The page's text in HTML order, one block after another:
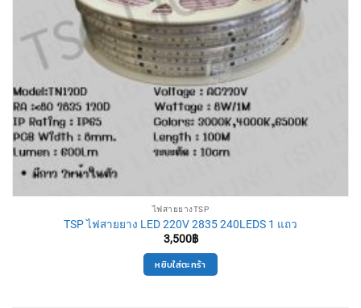
ไฟสายยางTSP
TSP ไฟสายยาง LED 220V 2835 240LEDS 1 แถว
3,500฿
หยิบใส่ตะกร้า